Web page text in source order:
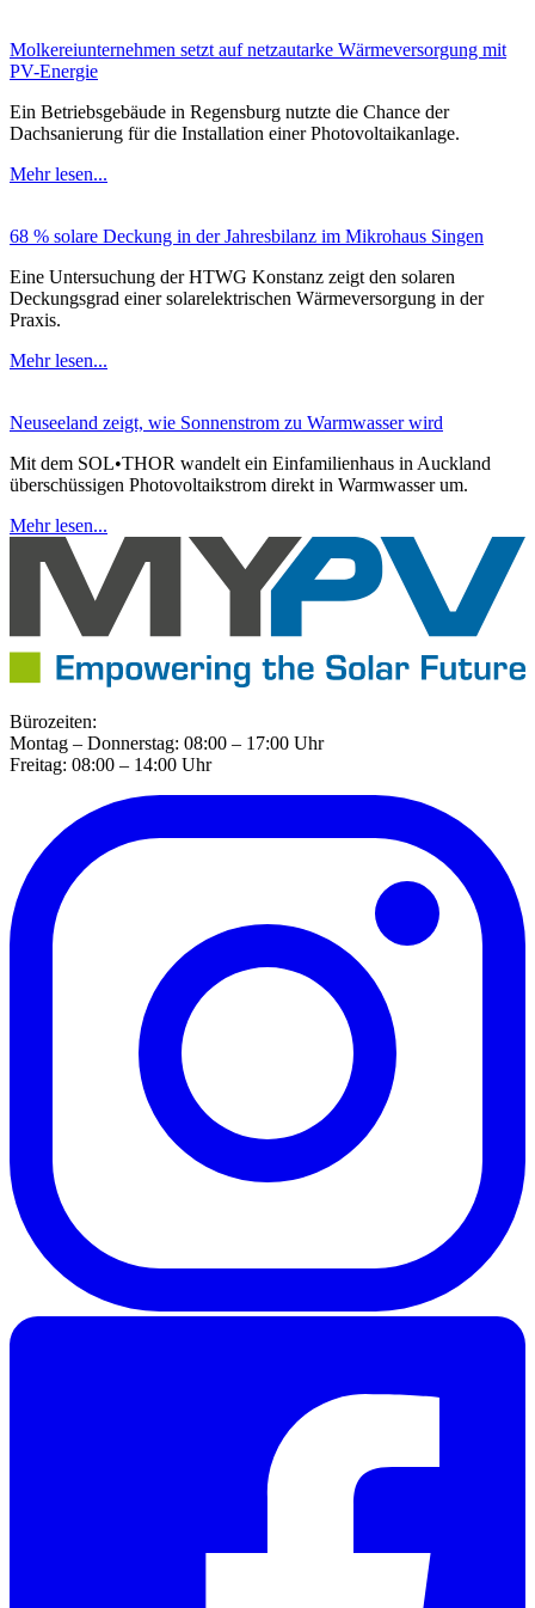
Molkereiunternehmen setzt auf netzautarke Wärmeversorgung mit
PV-Energie
Ein Betriebsgebäude in Regensburg nutzte die Chance der
Dachsanierung für die Installation einer Photovoltaikanlage.
Mehr lesen...
68 % solare Deckung in der Jahresbilanz im Mikrohaus Singen
Eine Untersuchung der HTWG Konstanz zeigt den solaren
Deckungsgrad einer solarelektrischen Wärmeversorgung in der
Praxis.
Mehr lesen...
Neuseeland zeigt, wie Sonnenstrom zu Warmwasser wird
Mit dem SOL•THOR wandelt ein Einfamilienhaus in Auckland
überschüssigen Photovoltaikstrom direkt in Warmwasser um.
Mehr lesen...
Bürozeiten:
Montag – Donnerstag: 08:00 – 17:00 Uhr
Freitag: 08:00 – 14:00 Uhr